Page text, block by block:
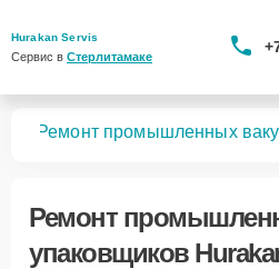
Hurakan Servis
Сервис в Стерлитамаке
Ремонт промышленных
Ремонт
упаковщиков